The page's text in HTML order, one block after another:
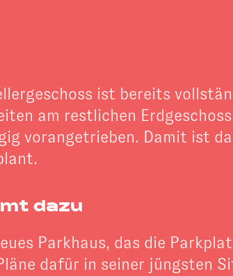
ist bereits
am restlichen
vorangetrieben. Damit ist
dazu
Parkhaus, das die
dafür in seiner jüngsten